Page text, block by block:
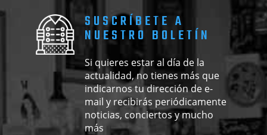
SUSCRÍBETE A
NUESTRO BOLETÍN
Si quieres estar al día de la
actualidad, no tienes más que
indicarnos tu dirección de e-
mail y recibirás periódicamente
noticias, conciertos y mucho
más